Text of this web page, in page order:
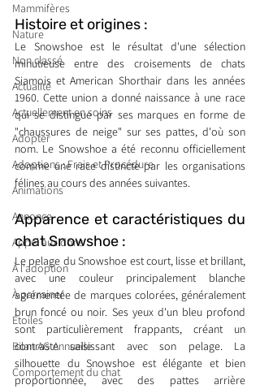
Mammifères
Nature
Non classé
Actualité
Actuellement en soins
Adopter
Adoptions : Frais et Procédure
Animations
Annonce
Appel aux dons
À l'adoption
À parrainer
Étoiles
Bilan AG Annuelle
Comportement du chat
Histoire et origines :
Le Snowshoe est le résultat d'une sélection
minutieuse entre des croisements de chats
Siamois et American Shorthair dans les années
1960. Cette union a donné naissance à une race
qui se distingue par ses marques en forme de
"chaussures de neige" sur ses pattes, d'où son
nom. Le Snowshoe a été reconnu officiellement
comme une race distincte par les organisations
félines au cours des années suivantes.
Apparence et caractéristiques du
chat Snowshoe :
Le pelage du Snowshoe est court, lisse et brillant,
avec une couleur principalement blanche
agrémentée de marques colorées, généralement
brun foncé ou noir. Ses yeux d'un bleu profond
sont particulièrement frappants, créant un
contraste saisissant avec son pelage. La
silhouette du Snowshoe est élégante et bien
proportionnée, avec des pattes arrière